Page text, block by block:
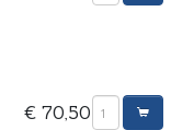
€ 70,50